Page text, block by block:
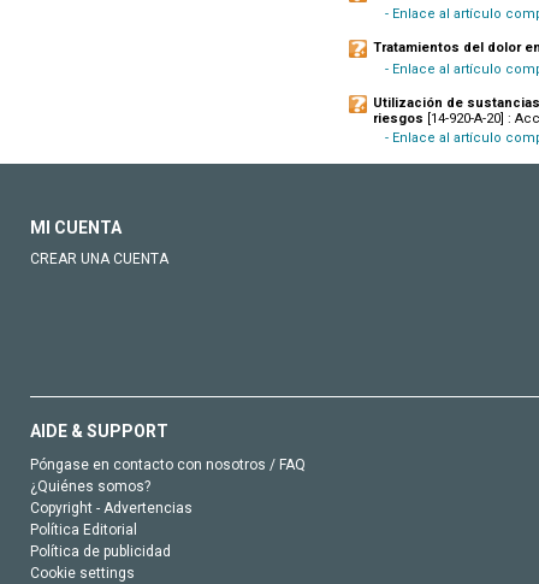
- Enlace al artículo
Tratamientos del dolor
- Enlace al artículo
Utilización de
riesgos [14-920-A-20] :
- Enlace al artículo
MI CUENTA
CREAR UNA CUENTA
AIDE & SUPPORT
Póngase en contacto con nosotros / FAQ
¿Quiénes somos?
Copyright - Advertencias
Política Editorial
Política de publicidad
Cookie settings